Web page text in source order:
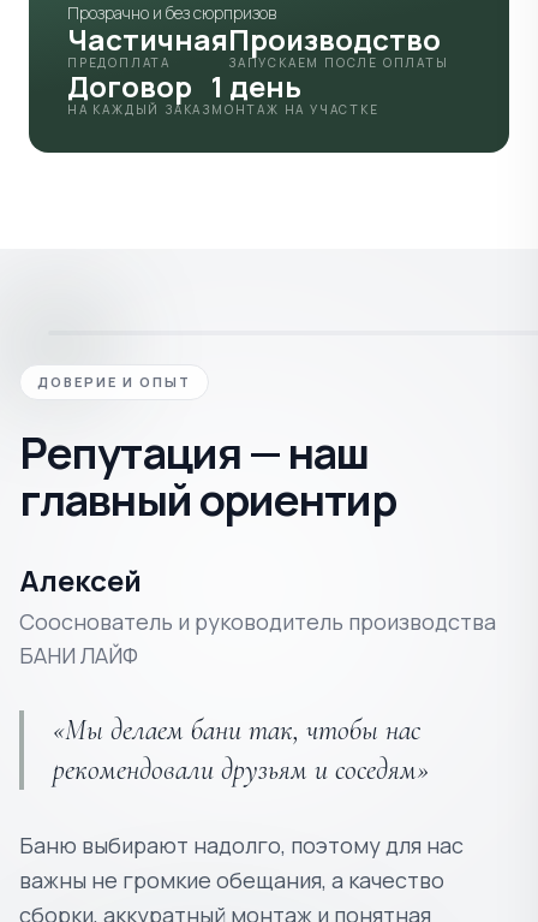
Прозрачно и без сюрпризов
Частичная
ПРЕДОПЛАТА
Производство
ЗАПУСКАЕМ ПОСЛЕ ОПЛАТЫ
Договор
НА КАЖДЫЙ ЗАКАЗ
1 день
МОНТАЖ НА УЧАСТКЕ
ДОВЕРИЕ И ОПЫТ
Репутация — наш
главный ориентир
Алексей
Сооснователь и руководитель производства
БАНИ ЛАЙФ
«Мы делаем бани так, чтобы нас
рекомендовали друзьям и соседям»
Баню выбирают надолго, поэтому для нас
важны не громкие обещания, а качество
сборки, аккуратный монтаж и понятная